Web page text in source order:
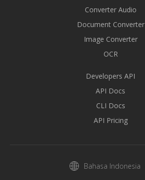
Converter Audio
Document Converter
Image Converter
OCR
Developers API
API Docs
CLI Docs
API Pricing
Bahasa Indonesia